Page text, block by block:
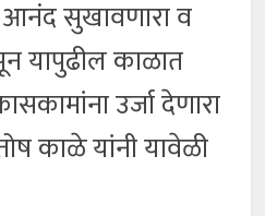
आनंद सुखावणारा व
यापुढील काळात
उर्जा देणारा
काळे यांनी यावेळी